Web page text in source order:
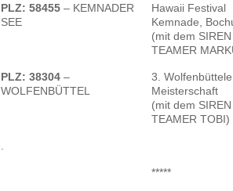
PLZ: 58455 – KEMNADER
SEE
Hawaii Festival
Kemnade,
(mit dem SIREN
TEAMER
PLZ: 38304 –
WOLFENBÜTTEL
3.
Meisterschaft
(mit dem SIREN
TEAMER TOBI)
*****